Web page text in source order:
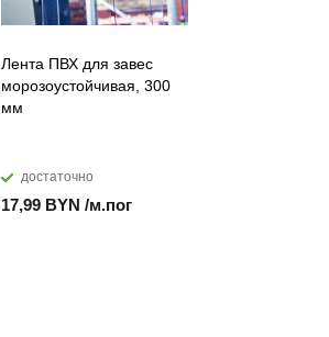
Лента ПВХ для завес
морозоустойчивая, 300
мм
достаточно
17,99 BYN /м.пог